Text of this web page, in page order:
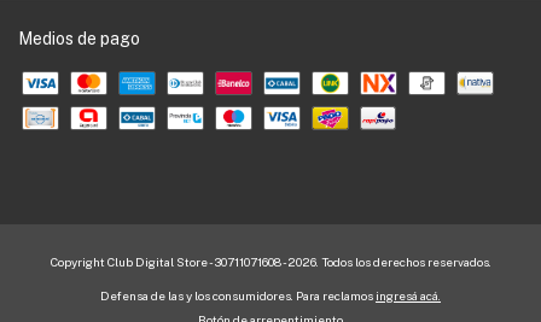
Medios de pago
Copyright Club Digital Store - 30711071608 - 2026. Todos los derechos reservados.
Defensa de las y los consumidores. Para reclamos ingresá acá.